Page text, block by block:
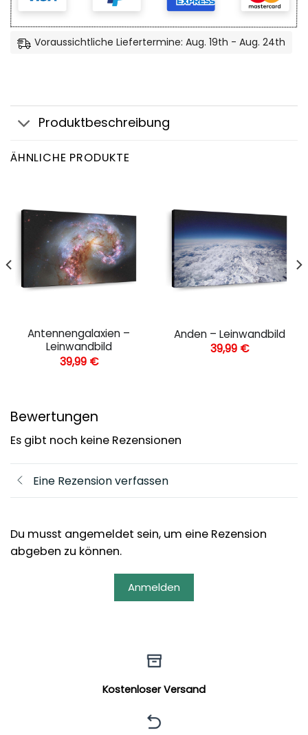
Voraussichtliche Liefertermine: Aug. 19th - Aug. 24th
Produktbeschreibung
ÄHNLICHE PRODUKTE
Antennengalaxien –
Leinwandbild
39,99 €
Anden – Leinwandbild
39,99 €
Bewertungen
Es gibt noch keine Rezensionen
Eine Rezension verfassen
Du musst angemeldet sein, um eine Rezension
abgeben zu können.
Anmelden
Kostenloser Versand